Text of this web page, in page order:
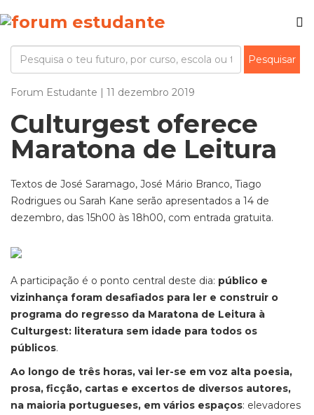
Forum Estudante | 11 dezembro 2019
Culturgest oferece
Maratona de Leitura
Textos de José Saramago, José Mário Branco, Tiago
Rodrigues ou Sarah Kane serão apresentados a 14 de
dezembro, das 15h00 às 18h00, com entrada gratuita.
A participação é o ponto central deste dia: público e
vizinhança foram desafiados para ler e construir o
programa do regresso da Maratona de Leitura à
Culturgest: literatura sem idade para todos os
públicos.
Ao longo de três horas, vai ler-se em voz alta poesia,
prosa, ficção, cartas e excertos de diversos autores,
na maioria portugueses, em vários espaços: elevadores